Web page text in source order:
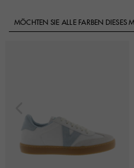
MÖCHTEN SIE ALLE FARBEN DIESES